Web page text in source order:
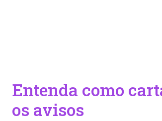
Entenda como
os avisos